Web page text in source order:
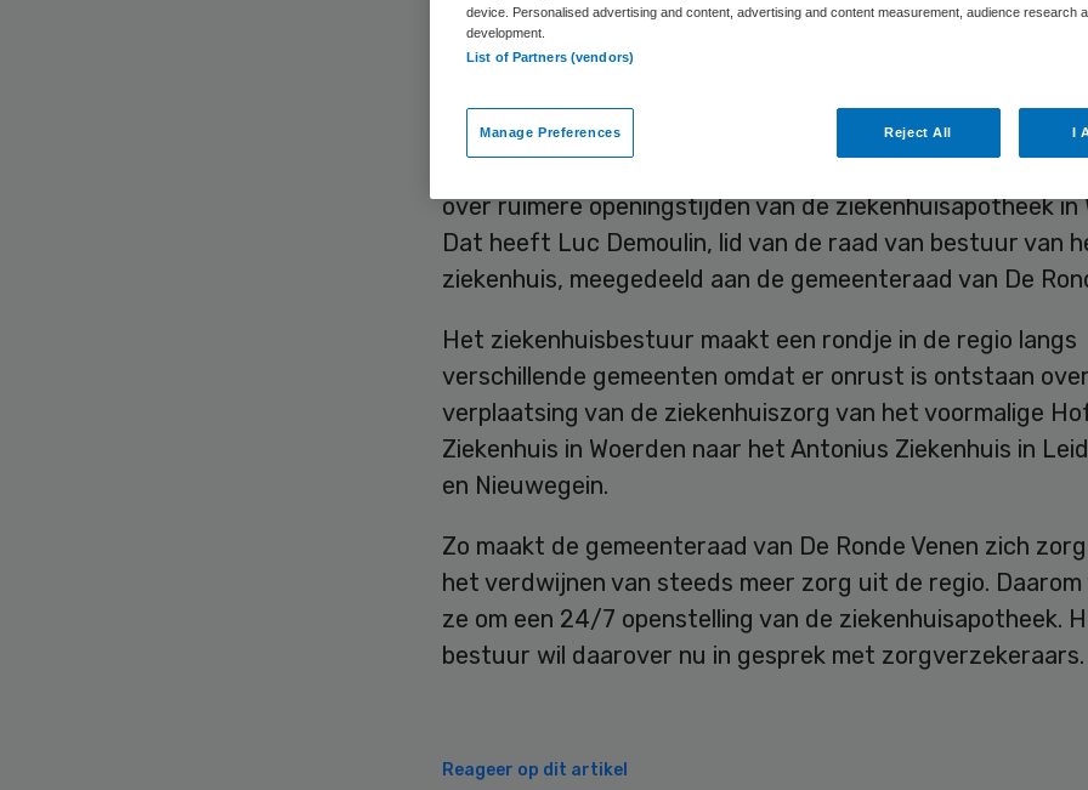
Skipr Redactie
over ruimere openingstijden van de ziekenhuisapotheek in
Dat heeft Luc Demoulin, lid van de raad van bestuur van
ziekenhuis, meegedeeld aan de gemeenteraad van De
Het ziekenhuisbestuur maakt een rondje in de regio langs
verschillende gemeenten omdat er onrust is ontstaan
verplaatsing van de ziekenhuiszorg van het voormalige
Ziekenhuis in Woerden naar het Antonius Ziekenhuis in
en Nieuwegein.
Zo maakt de gemeenteraad van De Ronde Venen zich
het verdwijnen van steeds meer zorg uit de regio.
ze om een 24/7 openstelling van de ziekenhuisapotheek.
bestuur wil daarover nu in gesprek met zorgverzekeraars.
Reageer op dit artikel
device. Personalised advertising and content, advertising and content measurement, audience research
development.
List of Partners (vendors)
Manage Preferences Reject All I